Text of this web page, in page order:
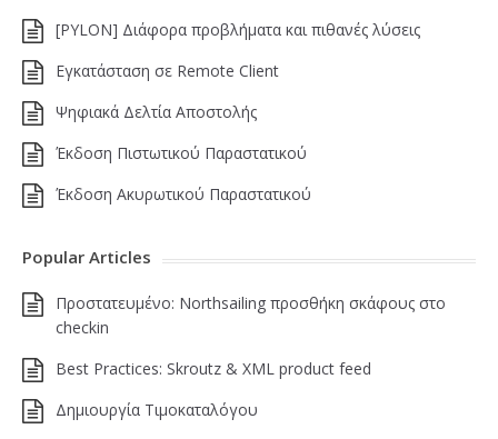
[PYLON] Διάφορα προβλήματα και πιθανές λύσεις
Εγκατάσταση σε Remote Client
Ψηφιακά Δελτία Αποστολής
Έκδοση Πιστωτικού Παραστατικού
Έκδοση Ακυρωτικού Παραστατικού
Popular Articles
Πρoστατευμένο: Northsailing προσθήκη σκάφους στο
checkin
Best Practices: Skroutz & XML product feed
Δημιουργία Τιμοκαταλόγου